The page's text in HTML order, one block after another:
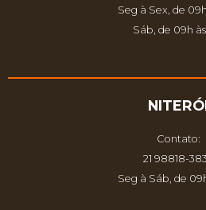
Seg à Sex, de
Sáb, de 09h às
Contato:
21 98818-
Seg à Sáb, de